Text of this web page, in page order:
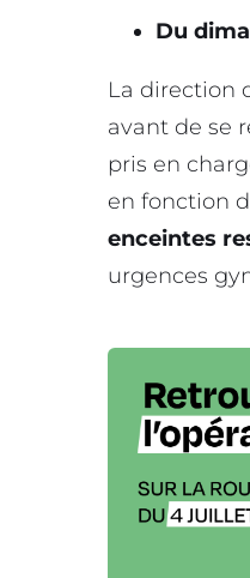
Du
La direction
avant de se
pris en
en fonction
enceintes
urgences